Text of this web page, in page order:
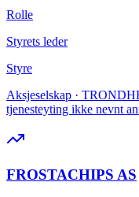
Rolle
Styrets leder
Styre
Aksjeselskap ·
tjenesteyting ikke nevnt
FROSTACHIPS AS